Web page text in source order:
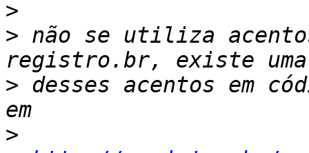
>
> não se utiliza
> desses acentos em
>